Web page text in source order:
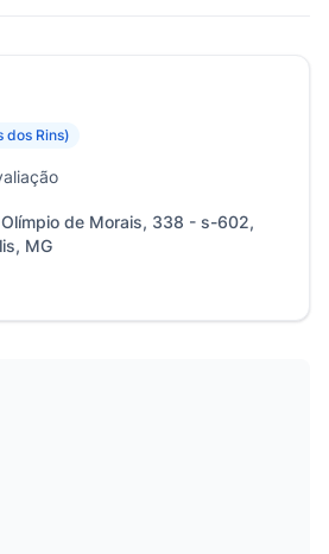
dos Rins)
de Morais, 338 - s-602,
MG